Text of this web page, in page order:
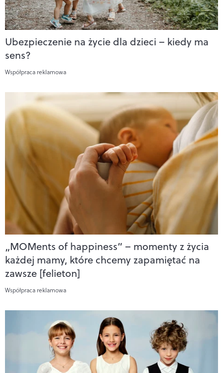
Ubezpieczenie na życie dla dzieci – kiedy ma
sens?
Współpraca reklamowa
„MOMents of happiness” – momenty z życia
każdej mamy, które chcemy zapamiętać na
zawsze [felieton]
Współpraca reklamowa